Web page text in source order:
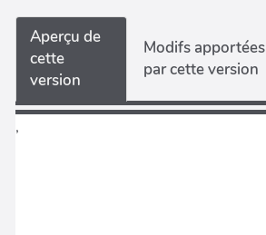
Aperçu de
cette
version
Modifs apportées
par cette version